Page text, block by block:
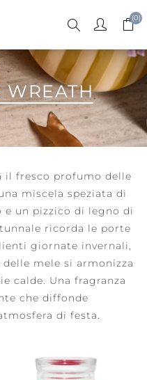
(0)
WREATH
il fresco profumo delle
miscela speziata di
un pizzico di legno di
ricorda le porte
giornate invernali,
mele si armonizza
calde. Una fragranza
che diffonde
di festa.